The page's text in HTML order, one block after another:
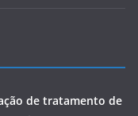
de tratamento de